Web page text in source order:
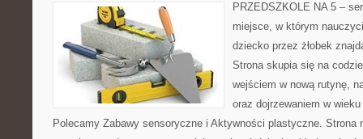
PRZEDSZKOLE NA 5 –
miejsce, w którym
dziecko przez żłobek
Strona skupia się na
wejściem w nową rutynę,
oraz dojrzewaniem w
Polecamy Zabawy sensoryczne i Aktywności plastyczne. Strona